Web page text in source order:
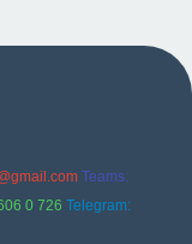
Teams:
0 726 Telegram: